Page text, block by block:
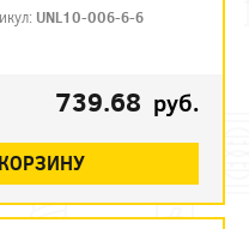
UNL10-006-6-6
739.68 руб.